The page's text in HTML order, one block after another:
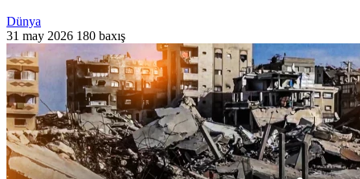
Dünya
31 may 2026 180 baxış